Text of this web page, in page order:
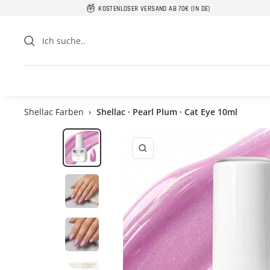
KOSTENLOSER VERSAND AB 70€ (IN DE)
Shellac Farben › Shellac · Pearl Plum · Cat Eye 10ml
Zoom